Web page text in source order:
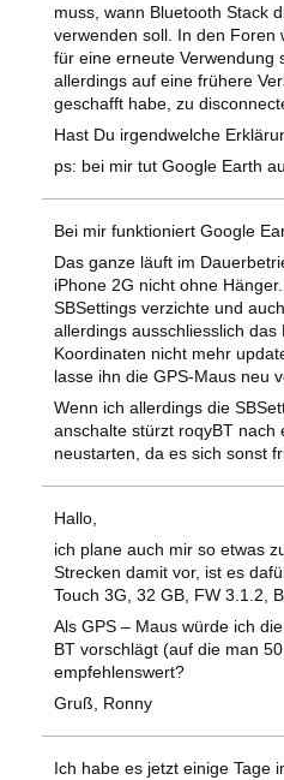
muss, wann Bluetooth Stack
verwenden soll. In den Foren
für eine erneute Verwendung
allerdings auf eine frühere
geschafft habe, zu
Hast Du irgendwelche
ps: bei mir tut Google Earth
Bei mir funktioniert Google
Das ganze läuft im
iPhone 2G nicht ohne
SBSettings verzichte und
allerdings ausschliesslich
Koordinaten nicht mehr
lasse ihn die GPS-Maus neu
Wenn ich allerdings die
anschalte stürzt roqyBT nach
neustarten, da es sich sonst
Hallo,
ich plane auch mir so etwas
Strecken damit vor, ist es
Touch 3G, 32 GB, FW 3.1.2,
Als GPS – Maus würde ich
BT vorschlägt (auf die man
empfehlenswert?
Gruß, Ronny
Ich habe es jetzt einige Tage